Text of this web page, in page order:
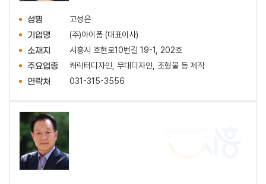
성명 고성은
기업명 (주)아이폼 (대표이사)
소재지 시흥시 호현로10번길 19-1, 202호
주요업종 캐릭터디자인, 무대디자인, 조형물 등 제작
연락처 031-315-3556